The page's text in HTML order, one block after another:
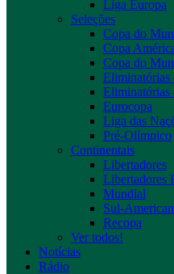
Liga Europa
Seleções
Copa do
Copa
Copa do
Eliminatórias
Eliminatórias
Eurocopa
Liga das
Pré-Olímpico
Continentais
Libertadores
Libertadores
Mundial
Sul-
Recopa
Ver todos!
Notícias
Rádio